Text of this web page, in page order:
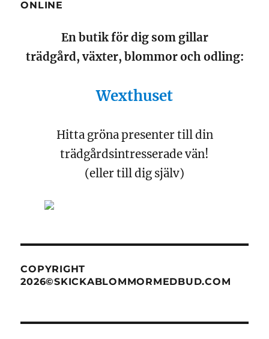
ONLINE
En butik för dig som gillar
trädgård, växter, blommor och odling:
Wexthuset
Hitta gröna presenter till din
trädgårdsintresserade vän!
(eller till dig själv)
COPYRIGHT
2026©SKICKABLOMMORMEDBUD.COM